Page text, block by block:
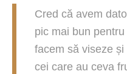
Cred că avem
pic mai bun
facem să viseze
cei care au ceva